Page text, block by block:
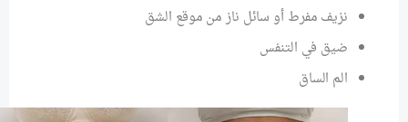
نزيف مفرط أو سائل ناز من موقع الشق
ضيق في التنفس
الم الساق